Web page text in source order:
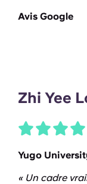
Avis Google
Zhi Yee
Yugo
« Un cadre